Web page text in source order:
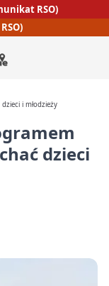
RSO)
i młodzieży
dzieci